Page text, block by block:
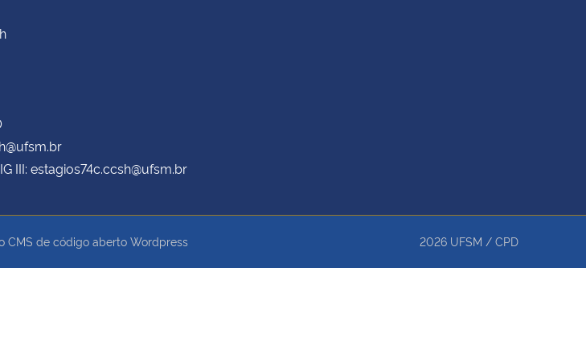
III: estagios74c.ccsh@ufsm.br
CMS de código aberto Wordpress 2026 UFSM / CPD